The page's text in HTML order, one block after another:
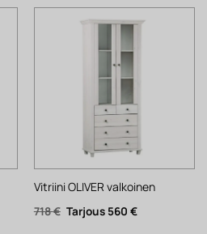
Vitriini OLIVER valkoinen
718€ Alkuperäinen
hinta
560 €Nykyinen